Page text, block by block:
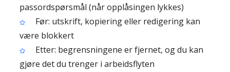
passordspørsmål (når opplåsingen lykkes)
Før: utskrift, kopiering eller redigering kan
være blokkert
Etter: begrensningene er fjernet, og du kan
gjøre det du trenger i arbeidsflyten